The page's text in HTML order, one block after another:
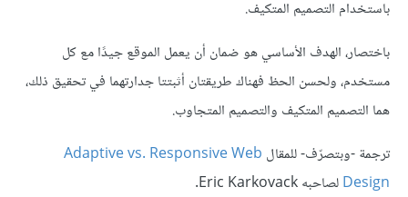
باستخدام التصميم المتكيف.
باختصار، الهدف الأساسي هو ضمان أن يعمل الموقع جيدًا مع كل
مستخدم، ولحسن الحظ فهناك طريقتان أثبتتا جدارتهما في تحقيق ذلك،
هما التصميم المتكيف والتصميم المتجاوب.
ترجمة -وبتصرّف- للمقال Adaptive vs. Responsive Web
Designلصاحبه Eric Karkovack.